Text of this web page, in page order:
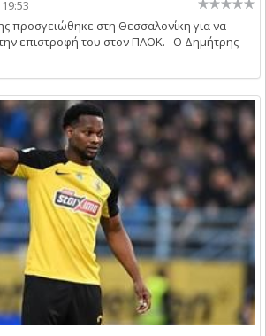
προσγειώθηκε στη Θεσσαλονίκη για να
την επιστροφή του στον ΠΑΟΚ. Ο Δημήτρης